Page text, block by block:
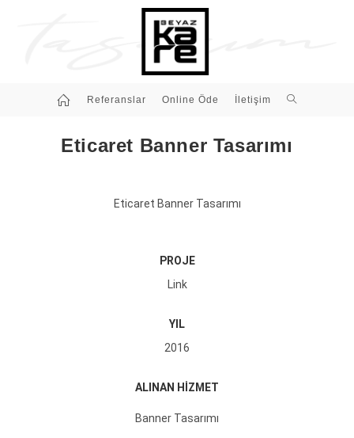
Referanslar Online Öde İletişim
Eticaret Banner Tasarımı
Eticaret Banner Tasarımı
PROJE
Link
YIL
2016
ALINAN HİZMET
Banner Tasarımı